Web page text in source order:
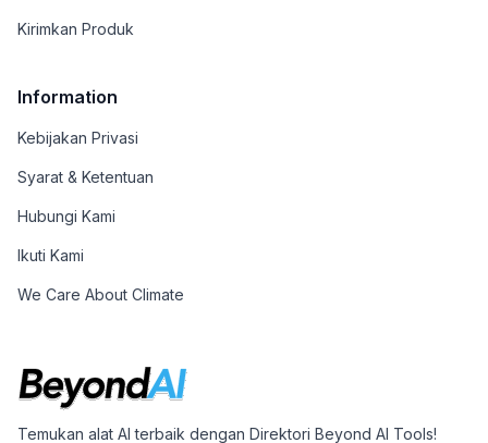
Kirimkan Produk
Information
Kebijakan Privasi
Syarat & Ketentuan
Hubungi Kami
Ikuti Kami
We Care About Climate
Temukan alat AI terbaik dengan Direktori Beyond AI Tools!